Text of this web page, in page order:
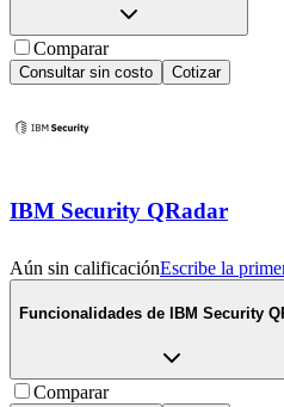
Comparar
Consultar sin costo Cotizar
IBM Security QRadar
Aún sin calificaciónEscribe la
Funcionalidades de IBM Security
Comparar